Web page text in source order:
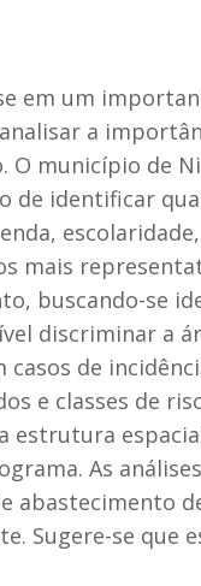
em um
a
município de
identificar
mais
buscando-se
discriminar a
de
e classes de
As
abastecimento
Sugere-se que